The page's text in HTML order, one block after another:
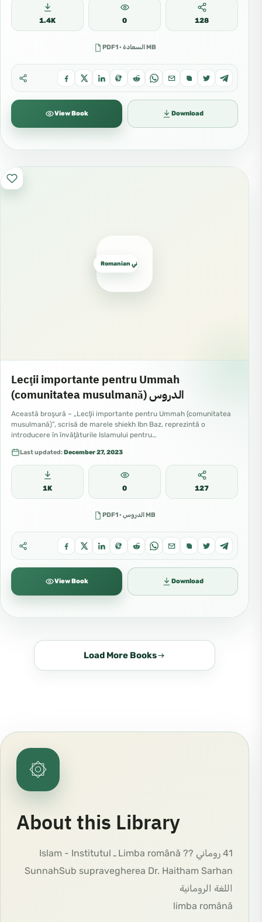
1.4K 0 128
PDFالسعادة · 1 MB
View Book Download
Romanian روماني
Lecţii importante pentru Ummah
(comunitatea musulmană) الدروس
Această broşură – „Lecţii importante pentru Ummah (comunitatea
musulmană)”, scrisă de marele shiekh Ibn Baz, reprezintă o
introducere în învăţăturile Islamului pentru…
Last updated:December 27, 2023
1K 0 127
PDFالدروس · 1 MB
View Book Download
Load More Books
۞
About this Library
41 روماني ?? Limba română ـ Islam - Institutul
SunnahSub supravegherea Dr. Haitham Sarhan
اللغة الرومانية
limba română